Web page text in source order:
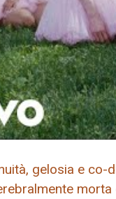
gelosia e